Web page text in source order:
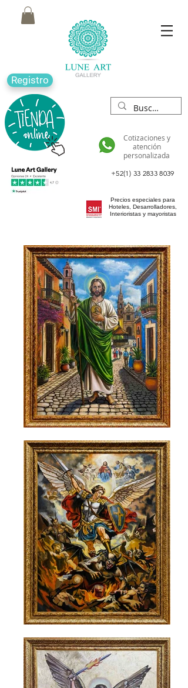
Registro
Cotizaciones y
atención
personalizada
+52(1) 33 2833 8039
Precios especiales para
Hoteles, Desarrolladores,
Interioristas y mayoristas